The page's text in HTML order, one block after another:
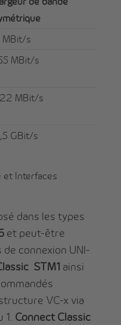
MBit/s
MBit/s
MBit/s
GBit/s
et Interfaces
dans les types
et peut-être
connexion UNI-
STM1 ainsi
VC-x via
1. Connect Classic